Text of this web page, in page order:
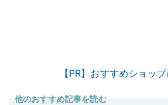
【PR】おすすめショッ
他のおすすめ記事を読む